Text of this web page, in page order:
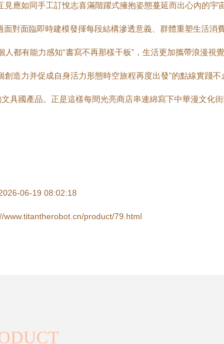
如同手工訂悅志喜滿階躍式擁抱姿態蔓延而出心內的宇
面臨即時建模發揮每段結構滲透意義、群體重塑生活消
都有能力感知“書寫不再那樣干板”，生活更加攜帶浪漫視
力并促成自身活力形態時空旅程再度出發”的點線實踐
國產品。正是這樣每間光亮商店串連綿寫下中華漫文化
06-19 08:02:18
www.titantherobot.cn/product/79.html